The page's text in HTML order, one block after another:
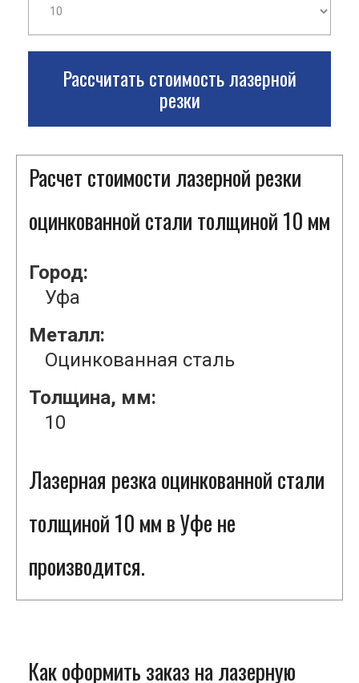
Рассчитать стоимость лазерной
резки
Расчет стоимости лазерной резки
оцинкованной стали толщиной 10 мм
Город:
Уфа
Металл:
Оцинкованная сталь
Толщина, мм:
10
Лазерная резка оцинкованной стали
толщиной 10 мм в Уфе не
производится.
Как оформить заказ на лазерную